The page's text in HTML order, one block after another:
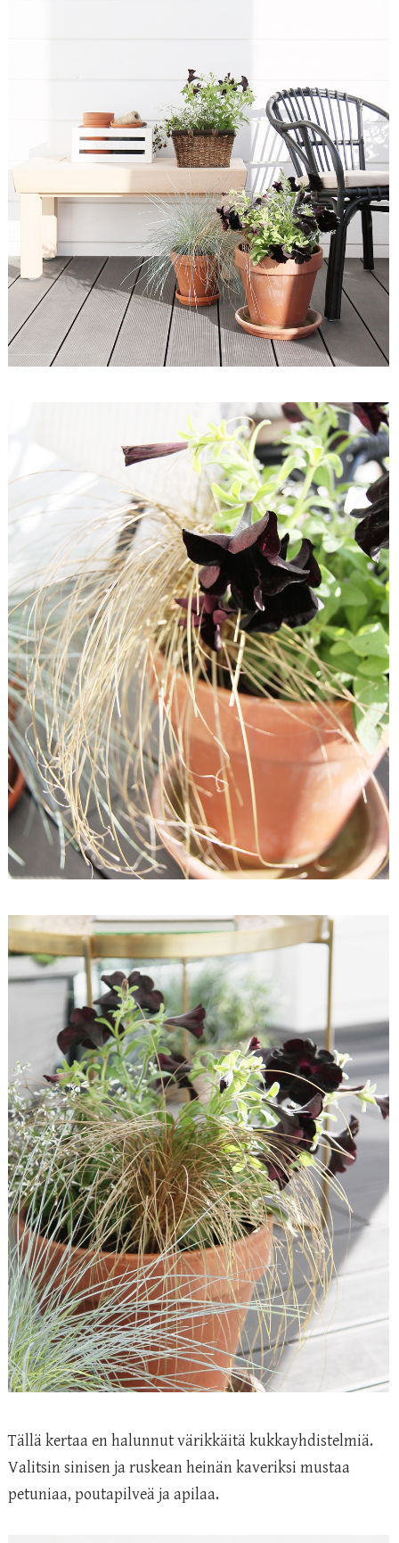
Tällä kertaa en halunnut värikkäitä kukkayhdistelmiä.
Valitsin sinisen ja ruskean heinän kaveriksi mustaa
petuniaa, poutapilveä ja apilaa.